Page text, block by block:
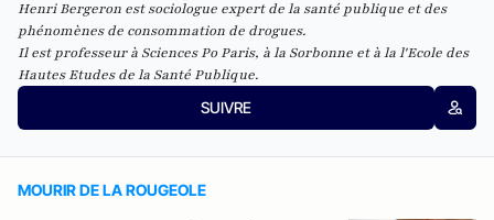
Henri Bergeron est sociologue expert de la santé publique et des
phénomènes de consommation de drogues.
Il est professeur à Sciences Po Paris, à la Sorbonne et à la l'Ecole des
Hautes Etudes de la Santé Publique.
SUIVRE
MOURIR DE LA ROUGEOLE